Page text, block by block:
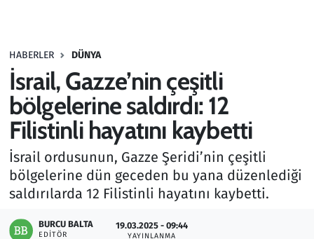
HABERLER DÜNYA
İsrail, Gazze’nin çeşitli
bölgelerine saldırdı: 12
Filistinli hayatını kaybetti
İsrail ordusunun, Gazze Şeridi’nin çeşitli
bölgelerine dün geceden bu yana düzenlediği
saldırılarda 12 Filistinli hayatını kaybetti.
BURCU BALTA
EDITÖR
19.03.2025 - 09:44
YAYINLANMA
Haber
Kültür Sanat
Kurumsal Haberler
Lezzet Durağı
Memur ve Kamu